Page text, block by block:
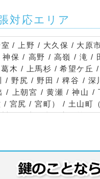
対応エリア
/ 上野 / 大久保 / 大原
保 / 高野 / 高嶺 / 滝 /
木 / 上馬杉 / 希望ケ丘
/ 野尻 / 野田 / 稗谷 /
/ 上朝宮 / 黄瀬 / 神山
宮尻 / 宮町） / 土山町
/ 黒滝 / 瀬ノ音 / 笹路
葉 / 朝日が丘 / 綾野 /
内貴 / 北脇 / 貴生川 /
/ 城内 / 新城 / 新町 /
/ 伴中山 / 東名坂 / 東
生野 / 虫生野中央 / 虫